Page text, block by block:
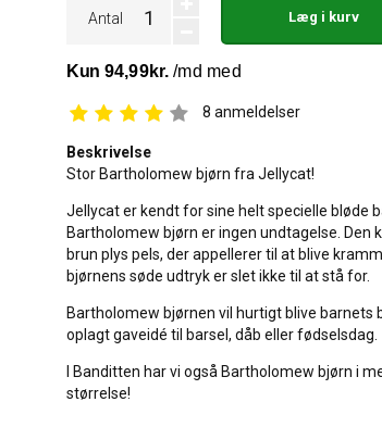
Antal Læg i kurv
8 anmeldelser
Beskrivelse
Stor Bartholomew bjørn fra Jellycat!
Jellycat er kendt for sine helt specielle bløde
Bartholomew bjørn er ingen undtagelse. Den
brun plys pels, der appellerer til at blive
bjørnens søde udtryk er slet ikke til at stå for.
Bartholomew bjørnen vil hurtigt blive barnets
oplagt gaveidé til barsel, dåb eller fødselsdag.
I Banditten har vi også Bartholomew bjørn i
størrelse!